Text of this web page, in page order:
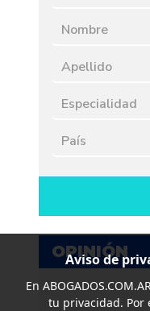
OPINIÓN
Aviso de
En
tu privacidad. Por